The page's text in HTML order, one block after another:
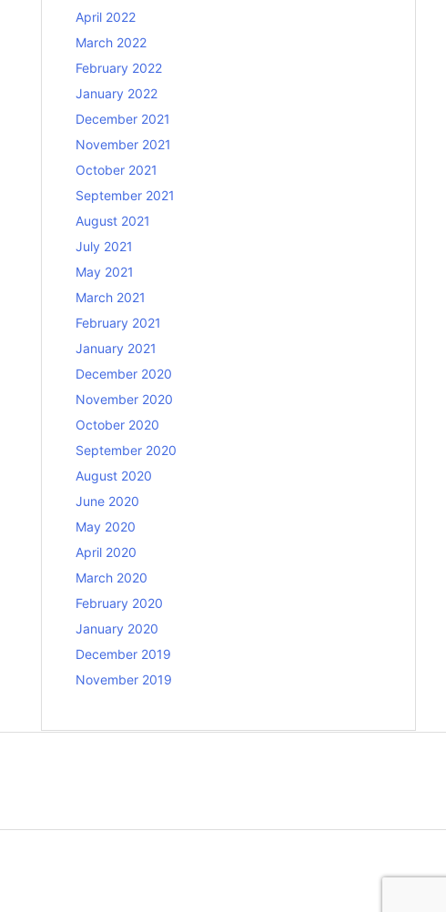
April 2022
March 2022
February 2022
January 2022
December 2021
November 2021
October 2021
September 2021
August 2021
July 2021
May 2021
March 2021
February 2021
January 2021
December 2020
November 2020
October 2020
September 2020
August 2020
June 2020
May 2020
April 2020
March 2020
February 2020
January 2020
December 2019
November 2019